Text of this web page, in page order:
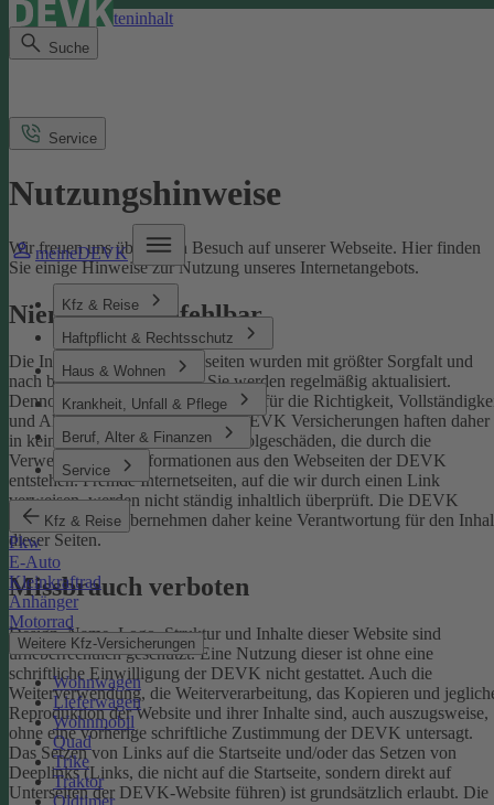
Direkt zum Seiteninhalt
Suche
meineDEVK
Kfz & Reise
Haftpflicht & Rechtsschutz
Haus & Wohnen
Krankheit, Unfall & Pflege
Beruf, Alter & Finanzen
Service
Kfz & Reise
Pkw
E-Auto
Kleinkraftrad
Anhänger
Motorrad
Weitere Kfz-Versicherungen
Wohnwagen
Lieferwagen
Wohnmobil
Quad
Trike
Traktor
Oldtimer
Service
Nutzungshinweise
Wir freuen uns über Ihren Besuch auf unserer Webseite. Hier finden
Sie einige Hinweise zur Nutzung unseres Internetangebots.
Niemand ist unfehlbar
Die Inhalte der DEVK-Webseiten wurden mit größter Sorgfalt und
nach bestem Wissen erstellt. Sie werden regelmäßig aktualisiert.
Dennoch können wir keine Gewähr für die Richtigkeit,
und Aktualität übernehmen. Die DEVK Versicherungen haften daher
in keinem Fall für Schäden oder Folgeschäden, die durch die
Verwendung von Informationen aus den Webseiten der DEVK
entstehen. Fremde Internetseiten, auf die wir durch einen Link
verweisen, werden nicht ständig inhaltlich überprüft. Die DEVK
Versicherungen übernehmen daher keine Verantwortung für den
dieser Seiten.
Missbrauch verboten
Design, Name, Logo, Struktur und Inhalte dieser Website sind
urheberrechtlich geschützt. Eine Nutzung dieser ist ohne eine
schriftliche Einwilligung der DEVK nicht gestattet. Auch die
Weiterverwendung, die Weiterverarbeitung, das Kopieren und
Reproduktion der Website und ihrer Inhalte sind, auch auszugsweise,
ohne eine vorherige schriftliche Zustimmung der DEVK untersagt.
Das Setzen von Links auf die Startseite und/oder das Setzen von
Deeplinks (Links, die nicht auf die Startseite, sondern direkt auf
Unterseiten der DEVK-Website führen) ist grundsätzlich erlaubt. Die